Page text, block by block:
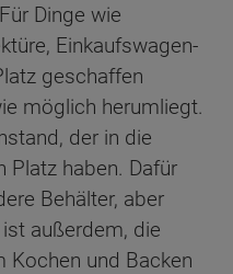
Dinge wie
Einkaufswagen-
geschaffen
möglich herumliegt.
der in die
Platz haben. Dafür
Behälter, aber
außerdem, die
Kochen und Backen